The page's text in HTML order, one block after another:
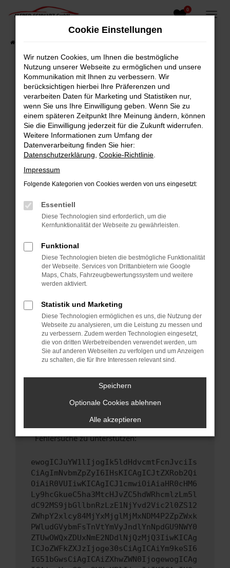
Zum
0
Fehler: Network Error
Beim Laden ist ein Fehler aufgetreten.
Hier sind ein paar Tipps, die dir helfen können:
Überprüfe deine Firewall und deine
Internetverbindung.
Laden andere Webseiten, zum Beispiel deine
Suchmaschine?
Prüfe deine Browsererweiterungen.
Manche Erweiterungen, wie Werbeblocker,
können das Laden bestimmter Seiten
verhindern. Funktioniert die Seite in einem
Fenster?
Starte dein Gerät neu.
Das kann manchmal helfen, vorübergehende
Probleme zu beheben.
Betriebssystem auf dem neuesten Stand
sind.
Veraltete Software birgt nicht nur ein
Sicherheitsrisiko, sondern kann auch dazu
führen, dass bestimmte Funktionen nicht mehr
unterstützt werden.
Wende dich an den Webseitenbetreiber.
Wenn du alle oben genannten Schritte versucht
hast, kontaktiere uns bitte. Wir werden
versuchen, das Problem zu beheben. Du kannst
uns diesen Text schicken, um uns bei der
Fehlersuche zu unterstützen:
ewogICJuYW1lIjogIk5ldHdvcmtFcnJvciIs
CiAgImNvbmZpZyI6IHsKICAgICJtZXRob2Qi
OiAiR0VUIiwKICAgICJ1cmwiOiAiaHR0cHM6
Ly9hcGkueC5ha3MtcHJvZC5hdWRhcmlzLm5l
dC92MS9jbGllbnRzLzE1NjYvd2Vic2l0ZS12
ZWhpY2xlcy84MjYxMjglMjMxNDM4P2ZpZWxk
PWludGVybmFsTnVtYmVyJndlYnNpdGU9NWY0
ZTUwOWQxZDUxNmE2NDdlNjQzMjQ3IiwKICAg
ICJoZWFkZXJzIjoge30sCiAgICAiYm9keSI6
IG51bGwsCiAgICAiZXhwZWN0IjogewogICAg
Cookie Einstellungen
Wir nutzen Cookies, um Ihnen die bestmögliche
Nutzung unserer Webseite zu ermöglichen und unsere
Kommunikation mit Ihnen zu verbessern. Wir
berücksichtigen hierbei Ihre Präferenzen und
verarbeiten Daten für Marketing und Statistiken nur,
wenn Sie uns Ihre Einwilligung geben. Wenn Sie zu
einem späteren Zeitpunkt Ihre Meinung ändern, können
Sie die Einwilligung jederzeit für die Zukunft widerrufen.
Weitere Informationen zum Umfang der
Datenverarbeitung finden Sie hier:
Datenschutzerklärung Cookie-Richtlinie
Impressum
Folgende Kategorien von Cookies werden von uns eingesetzt:
Essentiell
Diese Technologien sind erforderlich, um die
Kernfunktionalität der Webseite zu gewährleisten.
Funktional
Diese Technologien bieten die bestmögliche Funktionalität
der Webseite. Services von Drittanbietern wie Google
Maps, Chats, Fahrzeugbewertungssystem und weitere
werden aktiviert.
Statistik und Marketing
Diese Technologien ermöglichen es uns, die Nutzung der
Webseite zu analysieren, um die Leistung zu messen und
zu verbessern. Zudem werden Technologien eingesetzt,
die von dritten Werbetreibenden verwendet werden, um
Sie auf anderen Webseiten zu verfolgen und um Anzeigen
zu schalten, die für Ihre Interessen relevant sind.
Speichern
Optionale Cookies ablehnen
Alle akzeptieren